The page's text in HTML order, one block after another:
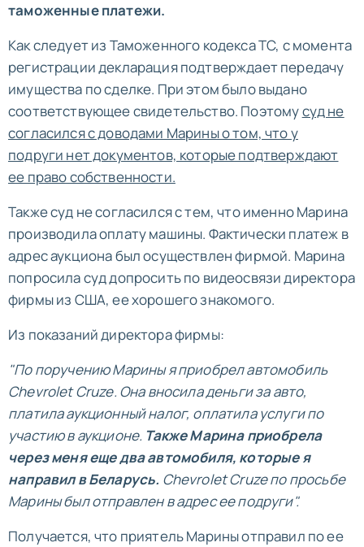
таможенные платежи.
Как следует из Таможенного кодекса ТС, с момента
регистрации декларация подтверждает передачу
имущества по сделке. При этом было выдано
соответствующее свидетельство. Поэтомусуд не
согласился с доводами Марины о том, что у
подруги нет документов, которые подтверждают
ее право собственности.
Также суд не согласился с тем, что именно Марина
производила оплату машины. Фактически платеж в
адрес аукциона был осуществлен фирмой. Марина
попросила суд допросить по видеосвязи директора
фирмы из США, ее хорошего знакомого.
Из показаний директора фирмы:
"По поручению Марины я приобрел автомобиль
Chevrolet Cruze. Она вносила деньги за авто,
платила аукционный налог, оплатила услуги по
участию в аукционе. Также Марина приобрела
через меня еще два автомобиля, которые я
направил в Беларусь. Chevrolet Cruze по просьбе
Марины был отправлен в адрес ее подруги".
Получается, что приятель Марины отправил по ее